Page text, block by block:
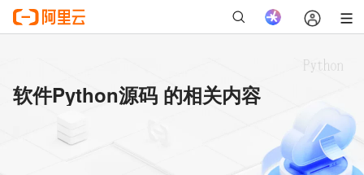
软件Python源码 的相关内容